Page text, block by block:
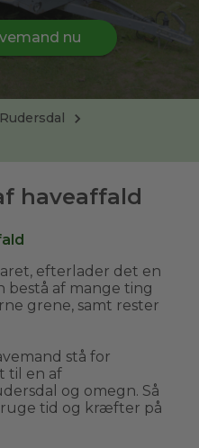
nu
Rudersdal
haveaffald
efterlader det en
bestå af mange ting
grene, samt rester
stå for
til en af
og omegn. Så
tid og kræfter på